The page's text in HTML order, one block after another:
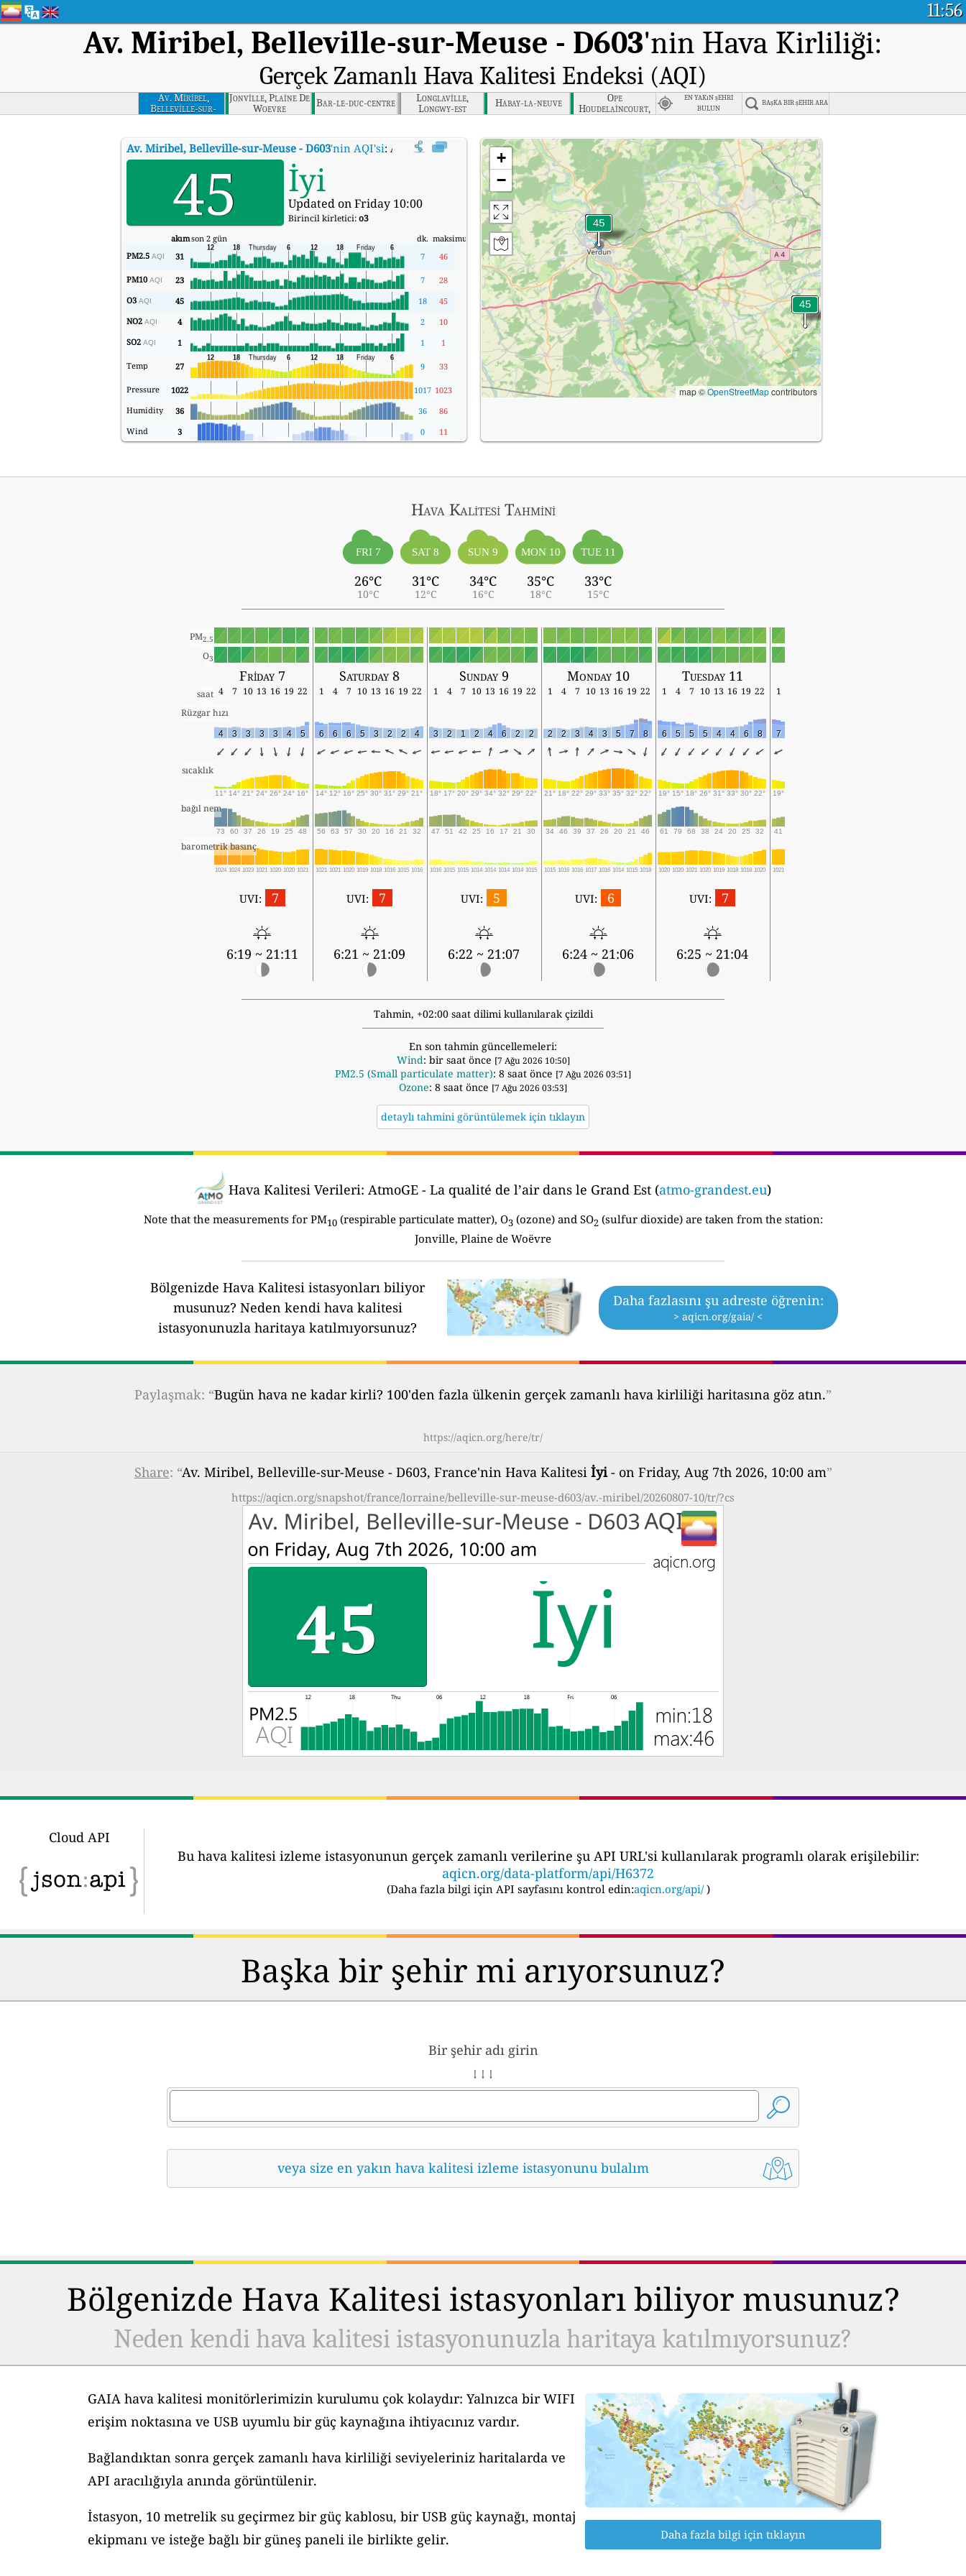
11:56
Av. Miribel, Belleville-sur-Meuse - D603'nin Hava Kirliliği:
Gerçek Zamanlı Hava Kalitesi Endeksi (AQI)
Av. Miribel,
Belleville-sur-
meuse - D603
Jonville, Plaine De
Woevre
Bar-le-duc-centre
Longlaville,
Longwy-est
Habay-la-neuve
Ope
Houdelaincourt,
Plateau Meusien
EN YAKıN şEHRI
BULUN
BAşKA BIR şEHIR ARA
Av. Miribel, Belleville-sur-Meuse - D603'nin AQI'si: Av. Miribel, Belleville-sur-Meuse - D603'nin Gerçek Zamanlı Hava Kalitesi Endeksi (AQI).
45 İyi
Updated on Friday 10:00
Birincil kirletici:o3
akımson 2 gün dk. maksimum
PM2.5 AQI 31 7 46
PM10 AQI 23 7
28
O3 AQI 45 18
45
NO2 AQI 4 2
10
SO2 AQI 1 1 1
Temp 27 9 33
Pressure 1022 1017 1023
Humidity
36 36
86
Wind
3 0 11
+
−
map ©OpenStreetMapcontributors
Hava Kalitesi Tahmini
FRI 7
26°C
10°C
SAT 8
31°C
12°C
SUN 9
34°C
16°C
MON 10
35°C
18°C
TUE 11
33°C
15°C
PM2.5
O3
Friday 7 Saturday 8 Sunday 9 Monday 10 Tuesday 11
saat 4 7 10 13 16 19 22 1 4 7 10 13 16 19 22 1 4 7 10 13 16 19 22 1 4 7 10 13 16 19 22 1 4 7 10 13 16 19 22
1
Rüzgar hızı
4 3 3 3 3 4 5 6 6 6 5 3 2 2 4 3 2 1 2 4 6 2 2 2 2 3 4 3 5 7 8 6 5 5 5 4 4 6 8 7
sıcaklık
11° 14° 21° 24° 26° 24° 16° 14° 12° 16° 25° 30° 31° 29° 21° 18° 17° 20° 29° 34° 32° 29° 22° 21° 18° 22° 29° 33° 35° 32° 22° 19° 15° 18° 26° 31° 33° 30° 22° 19°
bağıl nem
73 60 37 26 19 25 48 56 63 57 30 20 16 21 32 47 51 42 25 16 17 21 30 34 46 39 37 26 20 21 46 61 79 68 38 24 20 25 32 41
barometrik basınç
1024 1024 1023 1021 1020 1020 1021 1021 1021 1020 1019 1018 1016 1015 1016 1016 1015 1015 1014 1014 1014 1014 1015 1015 1016 1016 1017 1016 1014 1015 1018 1020 1020 1021 1020 1019 1018 1018 1020 1021
UVI: 7
6:19 ~ 21:11
UVI: 7
6:21 ~ 21:09
UVI: 5
6:22 ~ 21:07
UVI: 6
6:24 ~ 21:06
UVI: 7
6:25 ~ 21:04
Tahmin, +02:00 saat dilimi kullanılarak çizildi
En son tahmin güncellemeleri:
Wind: bir saat önce [7 Ağu 2026 10:50]
PM2.5 (Small particulate matter): 8 saat önce [7 Ağu 2026 03:51]
Ozone: 8 saat önce [7 Ağu 2026 03:53]
detaylı tahmini görüntülemek için tıklayın
Hava Kalitesi Verileri: AtmoGE - La qualité de l’air dans le Grand Est (atmo-grandest.eu)
Note that the measurements for PM10(respirable particulate matter), O3(ozone) and SO2 (sulfur dioxide) are taken from the station:
Jonville, Plaine de Woëvre
Bölgenizde Hava Kalitesi istasyonları biliyor
musunuz? Neden kendi hava kalitesi
istasyonunuzla haritaya katılmıyorsunuz?
Daha fazlasını şu adreste öğrenin:
> aqicn.org/gaia/ <
Paylaşmak: “Bugün hava ne kadar kirli? 100'den fazla ülkenin gerçek zamanlı hava kirliliği haritasına göz atın.”
https://aqicn.org/here/tr/
Share: “Av. Miribel, Belleville-sur-Meuse - D603, France'nin Hava Kalitesi İyi- on Friday, Aug 7th 2026, 10:00 am”
https://aqicn.org/snapshot/france/lorraine/belleville-sur-meuse-d603/av.-miribel/20260807-10/tr/?cs
Cloud API
Bu hava kalitesi izleme istasyonunun gerçek zamanlı verilerine şu API URL'si kullanılarak programlı olarak erişilebilir:
aqicn.org/data-platform/api/H6372
(Daha fazla bilgi için API sayfasını kontrol edin:aqicn.org/api/ )
Başka bir şehir mi arıyorsunuz?
Bir şehir adı girin
↓ ↓ ↓
veya size en yakın hava kalitesi izleme istasyonunu bulalım
Bölgenizde Hava Kalitesi istasyonları biliyor musunuz?
Neden kendi hava kalitesi istasyonunuzla haritaya katılmıyorsunuz?
GAIA hava kalitesi monitörlerimizin kurulumu çok kolaydır: Yalnızca bir WIFI
erişim noktasına ve USB uyumlu bir güç kaynağına ihtiyacınız vardır.
Bağlandıktan sonra gerçek zamanlı hava kirliliği seviyeleriniz haritalarda ve
API aracılığıyla anında görüntülenir.
İstasyon, 10 metrelik su geçirmez bir güç kablosu, bir USB güç kaynağı, montaj
ekipmanı ve isteğe bağlı bir güneş paneli ile birlikte gelir.
Daha fazla bilgi için tıklayın